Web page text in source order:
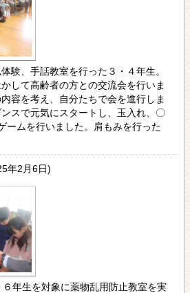
験、手話教室を行った３・４年生。
して高齢者の方との交流会を行いま
容を考え、自分たちで会を進行しま
スで元気にスタートし、玉入れ、〇
ームを行いました。肩もみを行った
年2月6日)
年生を対象に薬物乱用防止教室を実